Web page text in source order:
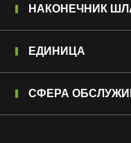
НАКОНЕЧНИК
ЕДИНИЦА
СФЕРА